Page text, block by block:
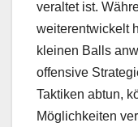
veraltet ist.
weiterentwickelt
kleinen Balls
offensive
Taktiken abtun,
Möglichkeiten